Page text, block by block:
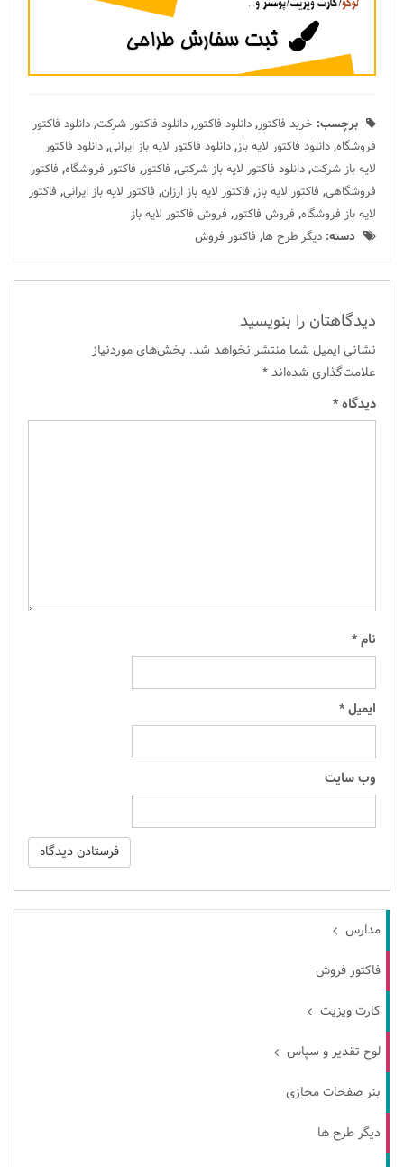
برچسب: خرید فاکتور,دانلود فاکتور,دانلود فاکتور شرکت,دانلود فاکتور
فروشگاه,دانلود فاکتور لایه باز,دانلود فاکتور لایه باز ایرانی,دانلود فاکتور
لایه باز شرکت,دانلود فاکتور لایه باز شرکتی, فاکتور, فاکتور فروشگاه, فاکتور
فروشگاهی, فاکتور لایه باز, فاکتور لایه باز ارزان, فاکتور لایه باز ایرانی, فاکتور
لایه باز فروشگاه, فروش فاکتور, فروش فاکتور لایه باز
دسته: دیگر طرح ها, فاکتور فروش
دیدگاهتان را بنویسید
نشانی ایمیل شما منتشر نخواهد شد. بخش‌های موردنیاز
علامت‌گذاری شده‌اند*
دیدگاه*
نام*
ایمیل*
وب‌ سایت
مدارس
فاکتور فروش
کارت ویزیت
لوح تقدیر و سپاس
بنر صفحات مجازی
دیگر طرح ها